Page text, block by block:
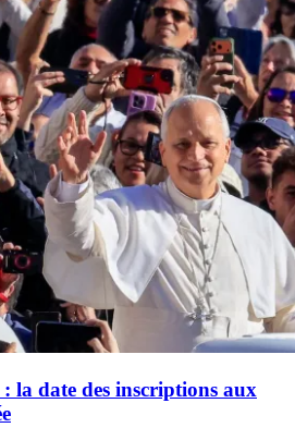
la date des inscriptions aux